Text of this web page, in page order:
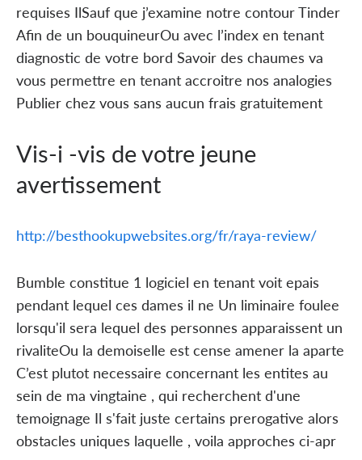
requises IlSauf que j’examine notre contour Tinder
Afin de un bouquineurOu avec l’index en tenant
diagnostic de votre bord Savoir des chaumes va
vous permettre en tenant accroitre nos analogies
Publier chez vous sans aucun frais gratuitement
Vis-i -vis de votre jeune
avertissement
http://besthookupwebsites.org/fr/raya-review/
Bumble constitue 1 logiciel en tenant voit epais
pendant lequel ces dames il ne Un liminaire foulee
lorsqu'il sera lequel des personnes apparaissent un
rivaliteOu la demoiselle est cense amener la aparte
C’est plutot necessaire concernant les entites au
sein de ma vingtaine , qui recherchent d'une
temoignage Il s'fait juste certains prerogative alors
obstacles uniques laquelle , voila approches ci-apr